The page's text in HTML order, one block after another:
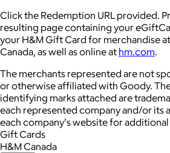
Click the Redemption URL provided.
resulting page containing your
your H&M Gift Card for merchandise
Canada, as well as online at hm.com.
The merchants represented are not
or otherwise affiliated with Goody.
identifying marks attached are
each represented company and/or its
each company's website for
Gift Cards
H&M Canada